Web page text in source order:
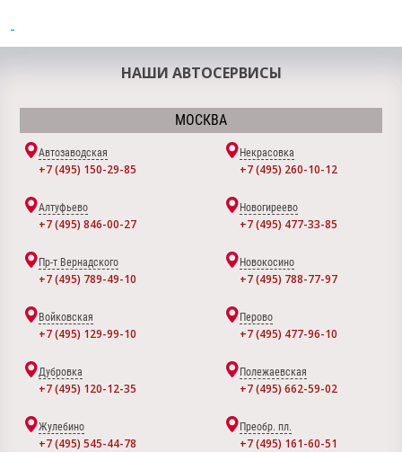
НАШИ АВТОСЕРВИСЫ
МОСКВА
Автозаводская
+7 (495) 150-29-85
Некрасовка
+7 (495) 260-10-12
Алтуфьево
+7 (495) 846-00-27
Новогиреево
+7 (495) 477-33-85
Пр-т Вернадского
+7 (495) 789-49-10
Новокосино
+7 (495) 788-77-97
Войковская
+7 (495) 129-99-10
Перово
+7 (495) 477-96-10
Дубровка
+7 (495) 120-12-35
Полежаевская
+7 (495) 662-59-02
Жулебино
+7 (495) 545-44-78
Преобр. пл.
+7 (495) 161-60-51